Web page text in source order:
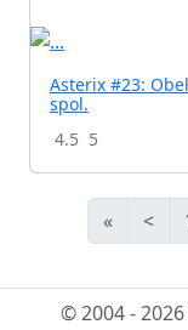
Asterix #23:
spol.
4.5 5
« <
© 2004 -